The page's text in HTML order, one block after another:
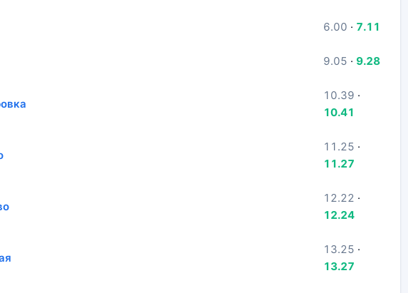
6.00 · 7.11
9.05 · 9.28
10.39 ·
10.41
11.25 ·
11.27
12.22 ·
12.24
13.25 ·
13.27